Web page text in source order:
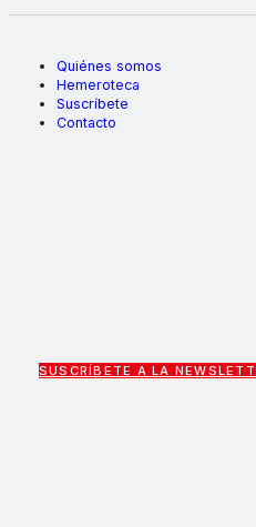
Quiénes somos
Hemeroteca
Suscríbete
Contacto
SUSCRÍBETE A LA